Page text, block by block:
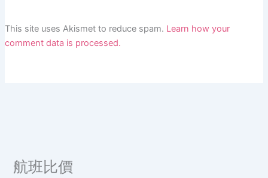
This site uses Akismet to reduce spam. Learn how your
comment data is processed.
航班比價